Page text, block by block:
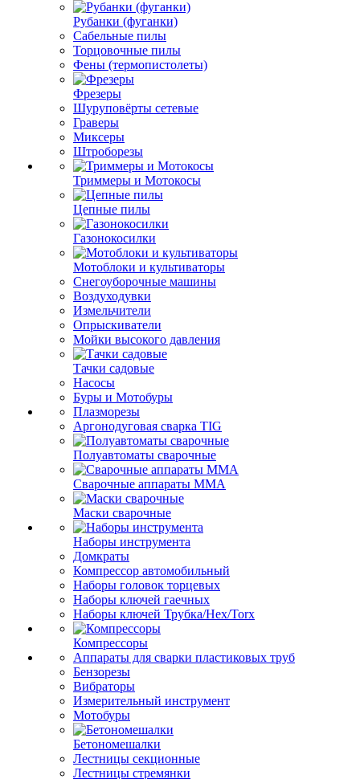
Рубанки (фуганки)
Сабельные пилы
Торцовочные пилы
Фены (термопистолеты)
Фрезеры
Шуруповёрты сетевые
Граверы
Миксеры
Штроборезы
Триммеры и Мотокосы
Цепные пилы
Газонокосилки
Мотоблоки и культиваторы
Снегоуборочные машины
Воздуходувки
Измельчители
Опрыскиватели
Мойки высокого давления
Тачки садовые
Насосы
Буры и Мотобуры
Плазморезы
Аргонодуговая сварка TIG
Полуавтоматы сварочные
Сварочные аппараты ММА
Маски сварочные
Наборы инструмента
Домкраты
Компрессор автомобильный
Наборы головок торцевых
Наборы ключей гаечных
Наборы ключей Трубка/Hex/Torx
Компрессоры
Аппараты для сварки пластиковых труб
Бензорезы
Вибраторы
Измерительный инструмент
Мотобуры
Бетономешалки
Лестницы секционные
Лестницы стремянки